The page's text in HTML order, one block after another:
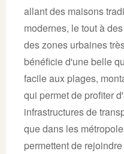
allant des maisons
modernes, le tout à
des zones urbaines
bénéficie d'une belle
facile aux plages,
qui permet de profiter
infrastructures de
que dans les
permettent de